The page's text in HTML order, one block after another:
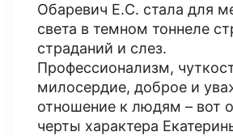
Обаревич Е.С. стала для
света в темном тоннеле
страданий и слез.
Профессионализм,
милосердие, доброе и
отношение к людям – вот
черты характера